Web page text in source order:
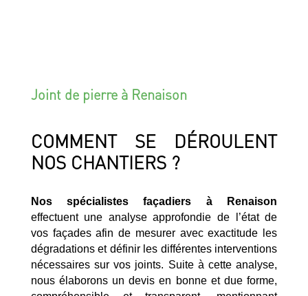
Joint de pierre à Renaison
COMMENT SE DÉROULENT
NOS CHANTIERS ?
Nos spécialistes façadiers à Renaison
effectuent une analyse approfondie de l’état de
vos façades afin de mesurer avec exactitude les
dégradations et définir les différentes interventions
nécessaires sur vos joints. Suite à cette analyse,
nous élaborons un devis en bonne et due forme,